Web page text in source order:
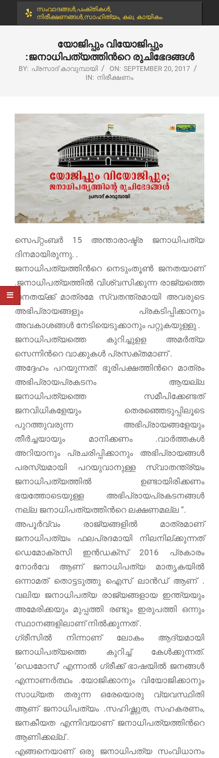
സംവാദങ്ങൾ,പംക്തികൾ,
നിരീക്ഷണങ്ങൾ,സാഹിത്യം, കല, കായികം.
യോജിപ്പും വിയോജിപ്പും
:ജനാധിപത്യത്തിന്‍റെ രുചിഭേദങ്ങൾ
BY: പ്രസാദ് കാവുമ്പായി ON: SEPTEMBER 20, 2017
IN: നിരീക്ഷണം
സെപ്റ്റംബർ 15 അന്താരാഷ്ട്ര ജനാധിപത്യ
ദിനമായിരുന്നു. .
ജനാധിപത്യത്തിന്‍റെ നെടുംതൂണ്‍ ജനതയാണ്
.ജനാധിപത്യത്തില്‍ വിശ്വസിക്കുന്ന രാജ്യത്തെ
ജനതയ്ക്ക് മാത്രമേ സ്വതന്ത്രമായി അവരുടെ
അഭിപ്രായങ്ങളും പ്രകടിപ്പിക്കാനും
അവകാശങ്ങള്‍ നേടിയെടുക്കാനും പറ്റുകയുള്ളു .
ജനാധിപത്യത്തെ കുറിച്ചുളള അമർത്യ
സെന്നിന്‍റെ വാക്കുകൾ പ്രസക്തമാണ് .
അദ്ദേഹം പറയുന്നത്: ഭൂരിപക്ഷത്തിന്‍റെ മാത്രം
അഭിപ്രായപ്രകടനം ആയല്ല
ജനാധിപത്യത്തെ സമീപിക്കേണ്ടത്
ജനവിധികളേയും തെരഞ്ഞെടുപ്പിലൂടെ
പുറത്തുവരുന്ന അഭിപ്രായങ്ങളേയും
തീർച്ചയായും മാനിക്കണം .വാർത്തകൾ
അറിയാനും പ്രചരിപ്പിക്കാനും അഭിപ്രായങ്ങൾ
പരസ്യമായി പറയുവാനുള്ള സ്വാതന്ത്ര്യം
ജനാധിപത്യത്തിൽ ഉണ്ടായിരിക്കണം
ഭയത്തോടെയുള്ള അഭിപ്രായപ്രകടനങ്ങൾ
നല്ല ജനാധിപത്യത്തിന്‍റെ ലക്ഷണമല്ല “.
അപൂര്‍വ്വം രാജ്യങ്ങളിൽ മാത്രമാണ്
ജനാധിപത്യം ഫലപ്രദമായി നിലനില്ക്കുന്നത്
ഡെമോക്രസി ഇൻഡക്സ് 2016 പ്രകാരം
നോർവേ ആണ് ജനാധിപത്യ മാതൃകയിൽ
ഒന്നാമത് തൊട്ടടുത്തു ഐസ് ലാൻഡ് ആണ് .
വലിയ ജനാധിപത്യ രാജ്യങ്ങളായ ഇന്ത്യയും
അമേരിക്കയും മുപ്പത്തി രണ്ടും ഇരുപത്തി ഒന്നും
സ്ഥാനങ്ങളിലാണ് നില്‍ക്കുന്നത് .
ഗ്രീസിൽ നിന്നാണ് ലോകം ആദ്യമായി
ജനാധിപത്യത്തെ കുറിച്ച് കേൾക്കുന്നത്.
‘ഡെമോസ്’ എന്നാൽ ഗ്രീക്ക് ഭാഷയിൽ ജനങ്ങൾ
എന്നാണർത്ഥം .യോജിക്കാനും വിയോജിക്കാനും
സാധ്യത തരുന്ന ഒരേയൊരു വ്യവസ്ഥിതി
ആണ് ജനാധിപത്യം .സഹിഷ്ണുത, സഹകരണം,
ജനകീയത എന്നിവയാണ് ജനാധിപത്യത്തിന്‍റെ
ആണിക്കല്ല് .
എങ്ങനെയാണ് ഒരു ജനാധിപത്യ സംവിധാനം